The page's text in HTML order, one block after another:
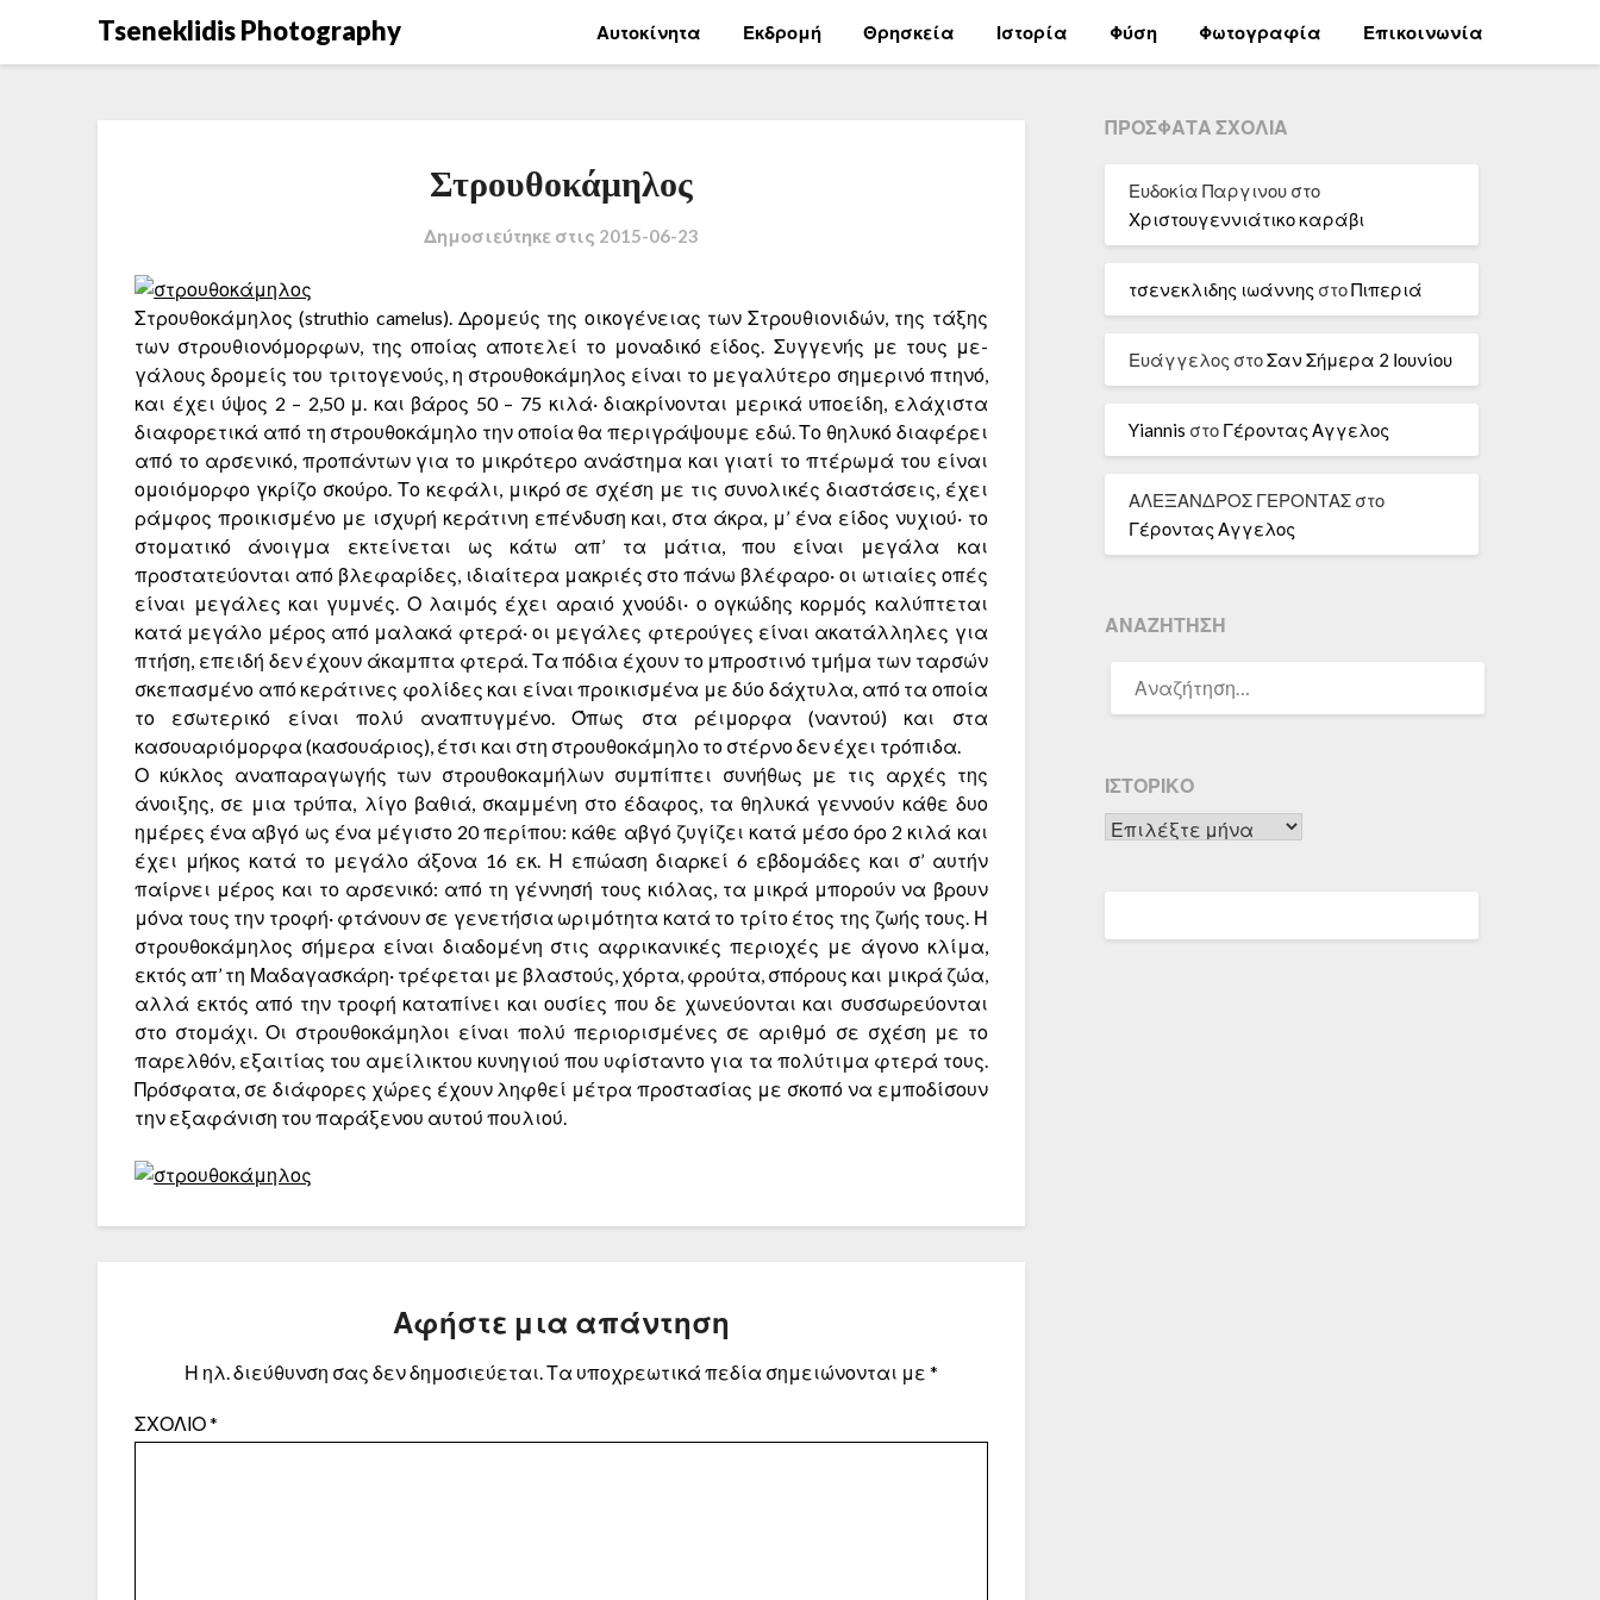
Tseneklidis Photography Αυτοκίνητα Εκδρομή Θρησκεία Ιστορία Φύση Φωτογραφία Επικοινωνία
Στρουθοκάμηλος
Δημοσιεύτηκε στις 2015-06-23
Στρουθοκάμηλος (struthio camelus). Δρομεύς της οικογένειας των Στρουθιονιδών, της τάξης
των στρουθιονόμορφων, της οποίας απο­τελεί το μοναδικό είδος. Συγγενής με τους με­
γάλους δρομείς του τριτογενούς, η στρουθοκάμηλος είναι το μεγαλύτερο σημερινό πτηνό,
και έχει ύψος 2 – 2,50 μ. και βάρος 50 – 75 κιλά· διακρίνονται με­ρικά υποείδη, ελάχιστα
διαφορετικά από τη στρουθοκάμηλο την οποία θα περιγράψουμε εδώ. Το θηλυκό διαφέρει
από το αρσενικό, προπάντων για το μικρότερο ανάστημα και γιατί το πτέρωμά του είναι
ομοιόμορφο γκρίζο σκούρο. Το κεφάλι, μικρό σε σχέση με τις συνολικές διαστάσεις, έ­χει
ράμφος προικισμένο με ισχυρή κεράτινη ε­πένδυση και, στα άκρα, μ’ ένα είδος νυχιού· το
στοματικό άνοιγμα εκτείνεται ως κάτω απ’ τα μάτια, που είναι μεγάλα και
προστατεύονται α­πό βλεφαρίδες, ιδιαίτερα μακριές στο πάνω βλέφαρο· οι ωτιαίες οπές
είναι μεγάλες και γυ­μνές. Ο λαιμός έχει αραιό χνούδι· ο ογκώδης κορμός καλύπτεται
κατά μεγάλο μέρος από μα­λακά φτερά· οι μεγάλες φτερούγες είναι ακα­τάλληλες για
πτήση, επειδή δεν έχουν άκαμπτα φτερά. Τα πόδια έχουν το μπροστινό τμήμα των ταρσών
σκεπασμένο από κεράτινες φολίδες και είναι προικισμένα με δύο δάχτυλα, από τα οποία
το εσωτερικό είναι πολύ αναπτυγμένο. Όπως στα ρέιμορφα (ναντού) και στα
κασουαριόμορφα (κασουάριος), έτσι και στη στρουθοκάμηλο το στέρνο δεν έχει τρόπιδα.
Ο κύκλος αναπαραγωγής των στρουθοκαμήλων συμπίπτει συνήθως με τις αρχές της
άνοιξης, σε μια τρύ­πα, λίγο βαθιά, σκαμμένη στο έδαφος, τα θηλυ­κά γεννούν κάθε δυο
ημέρες ένα αβγό ως ένα μέγιστο 20 περίπου: κάθε αβγό ζυγίζει κατά μέ­σο όρο 2 κιλά και
έχει μήκος κατά το μεγάλο ά­ξονα 16 εκ. Η επώαση διαρκεί 6 εβδομάδες και σ’ αυτήν
παίρνει μέρος και το αρσενικό: από τη γέννησή τους κιόλας, τα μικρά μπορούν να βρουν
μόνα τους την τροφή· φτάνουν σε γενε­τήσια ωριμότητα κατά το τρίτο έτος της ζωής τους. Η
στρουθοκάμηλος σήμερα είναι διαδομένη στις αφρικα­νικές περιοχές με άγονο κλίμα,
εκτός απ’ τη Μα­δαγασκάρη· τρέφεται με βλαστούς, χόρτα, φρούτα, σπόρους και μικρά ζώα,
αλλά εκτός α­πό την τροφή καταπίνει και ουσίες που δε χωνεύονται και συσσωρεύονται
στο στομάχι. Οι στρουθοκάμηλοι είναι πολύ περιορισμένες σε αριθμό σε σχέση με το
παρελθόν, εξαιτίας του αμείλικτου κυνη­γιού που υφίσταντο για τα πολύτιμα φτερά τους.
Πρόσφατα, σε διάφορες χώρες έχουν λη­φθεί μέτρα προστασίας με σκοπό να εμποδί­σουν
την εξαφάνιση του παράξενου αυτού που­λιού.
Αφήστε μια απάντηση
Η ηλ. διεύθυνση σας δεν δημοσιεύεται.Τα υποχρεωτικά πεδία σημειώνονται με *
ΣΧΌΛΙΟ*
ΠΡΌΣΦΑΤΑ ΣΧΌΛΙΑ
Ευδοκία Παργινουστο
Χριστουγεννιάτικο καράβι
τσενεκλιδης ιωάννης στοΠιπεριά
Ευάγγελος στοΣαν Σήμερα 2 Ιουνίου
Yiannis στο Γέροντας Αγγελος
ΑΛΕΞΑΝΔΡΟΣ ΓΕΡΟΝΤΑΣστο
Γέροντας Αγγελος
ΑΝΑΖΉΤΗΣΗ
ΓΙΑ:
ΙΣΤΟΡΙΚΌ
Ιστορικό